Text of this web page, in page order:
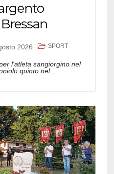
2026 SPORT
l'atleta sangiorgino nel
quinto nel...